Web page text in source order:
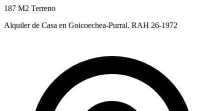
187 M2 Terreno
Alquiler de Casa en Goicoechea-Purral. RAH 26-1972